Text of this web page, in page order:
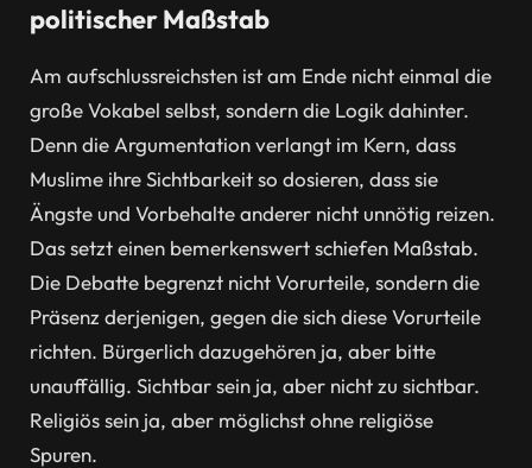
politischer Maßstab
Am aufschlussreichsten ist am Ende nicht einmal die
große Vokabel selbst, sondern die Logik dahinter.
Denn die Argumentation verlangt im Kern, dass
Muslime ihre Sichtbarkeit so dosieren, dass sie
Ängste und Vorbehalte anderer nicht unnötig reizen.
Das setzt einen bemerkenswert schiefen Maßstab.
Die Debatte begrenzt nicht Vorurteile, sondern die
Präsenz derjenigen, gegen die sich diese Vorurteile
richten. Bürgerlich dazugehören ja, aber bitte
unauffällig. Sichtbar sein ja, aber nicht zu sichtbar.
Religiös sein ja, aber möglichst ohne religiöse
Spuren.